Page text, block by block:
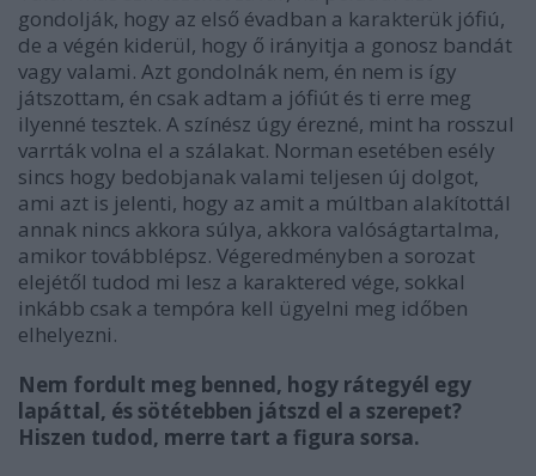
gondolják, hogy az első évadban a karakterük jófiú,
de a végén kiderül, hogy ő irányitja a gonosz bandát
vagy valami. Azt gondolnák nem, én nem is így
játszottam, én csak adtam a jófiút és ti erre meg
ilyenné tesztek. A színész úgy érezné, mint ha rosszul
varrták volna el a szálakat. Norman esetében esély
sincs hogy bedobjanak valami teljesen új dolgot,
ami azt is jelenti, hogy az amit a múltban alakítottál
annak nincs akkora súlya, akkora valóságtartalma,
amikor továbblépsz. Végeredményben a sorozat
elejétől tudod mi lesz a karaktered vége, sokkal
inkább csak a tempóra kell ügyelni meg időben
elhelyezni.
Nem fordult meg benned, hogy rátegyél egy
lapáttal, és sötétebben játszd el a szerepet?
Hiszen tudod, merre tart a figura sorsa.